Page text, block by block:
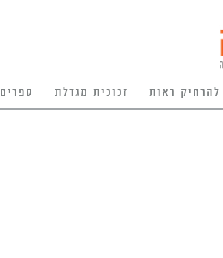
להרחיק ראות זכוכית מגדלת ספרים